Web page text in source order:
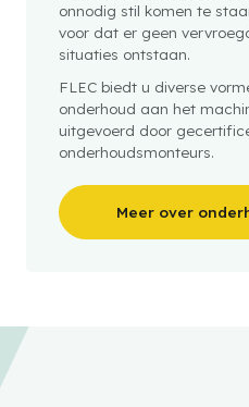
onnodig stil komen te
voor dat er geen
situaties ontstaan.
FLEC biedt u diverse
onderhoud aan het
uitgevoerd door
onderhoudsmonteurs.
Meer over